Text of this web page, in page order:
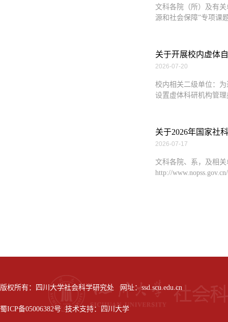
文科各院（所）及有
源和社会保障”专项课
关于开展校内虚体
2026-07-20
校内相关二级单位：
设置虚体科研机构管
关于2026年国家社
2026-07-17
文科各院、系，及相
http://
版权所有：四川大学社会科学研究处 网址：ssd.scu.edu.cn
蜀ICP备05006382号 技术支持：四川大学